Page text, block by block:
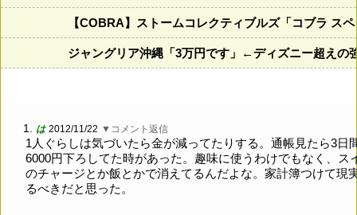
【COBRA】ストームコレクティブルズ「コブラ ス
ジャングリア沖縄「3万円です」←ディズニー超えの
1. は 2012/11/22 ▼コメント返信
1人ぐらしは気づいたら金が減ってたりする。通帳見たら3日
6000円下ろしてた時があった。趣味に使うわけでもなく、ス
のチャージとか飯とかで消えてるんだよな。家計簿つけて現
るべきだと思った。